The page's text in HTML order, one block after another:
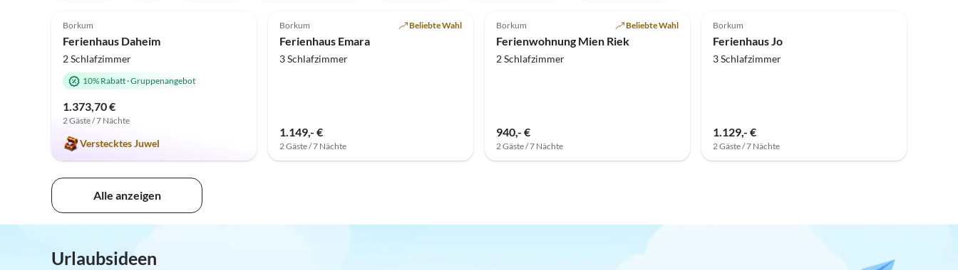
Borkum
Ferienhaus Daheim
2 Schlafzimmer
10% Rabatt·Gruppenangebot
1.373,70 €
2 Gäste / 7 Nächte
Verstecktes Juwel
Borkum Beliebte Wahl
Ferienhaus Emara
3 Schlafzimmer
1.149,- €
2 Gäste / 7 Nächte
Borkum Beliebte Wahl
Ferienwohnung Mien Riek
2 Schlafzimmer
940,- €
2 Gäste / 7 Nächte
Borkum
Ferienhaus Jo
3 Schlafzimmer
1.129,- €
2 Gäste / 7 Nächte
Alle anzeigen
Urlaubsideen